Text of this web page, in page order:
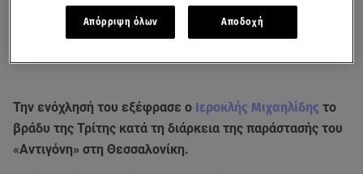
Την ενόχλησή του εξέφρασε ο Ιεροκλής Μιχαηλίδης το
βράδυ της Τρίτης κατά τη διάρκεια της παράστασής του
«Αντιγόνη» στη Θεσσαλονίκη.
Απόρριψη όλων Αποδοχή